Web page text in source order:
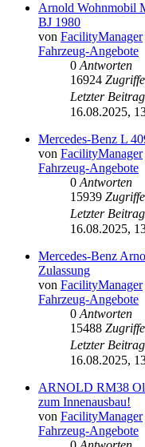
Arnold Wohnmobil
BJ 1980
von FacilityManager
Fahrzeug-Angebote
0Antworten
16924 Zugriffe
Letzter Beitrag
16.08.2025,
Mercedes-Benz L
von FacilityManager
Fahrzeug-Angebote
0Antworten
15939 Zugriffe
Letzter Beitrag
16.08.2025,
Mercedes-Benz
Zulassung
von FacilityManager
Fahrzeug-Angebote
0Antworten
15488 Zugriffe
Letzter Beitrag
16.08.2025,
ARNOLD RM38
zum Innenausbau!
von FacilityManager
Fahrzeug-Angebote